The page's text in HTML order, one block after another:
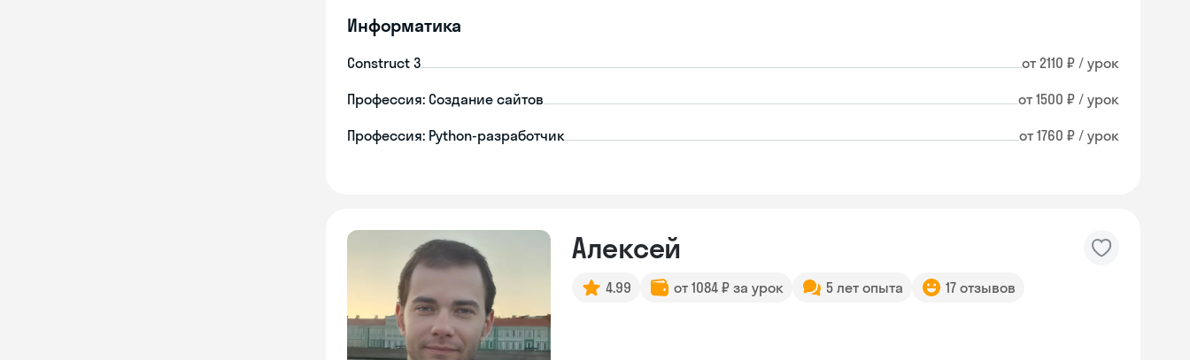
Информатика
Construct 3 от 2110 ₽ / урок
Профессия: Создание сайтов от 1500 ₽ / урок
Профессия: Python-разработчик от 1760 ₽ / урок
Алексей
4.99 от 1084 ₽ за урок 5 лет опыта 17 отзывов